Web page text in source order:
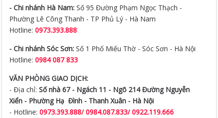
- Chi nhánh Hà Nam: Số 95 Đường Phạm Ngọc Thạch -
Phường Lê Công Thanh - TP Phủ Lý - Hà Nam
Hotline:0973.393.888
- Chi nhánh Sóc Sơn: Số 1 Phố Miếu Thờ - Sóc Sơn - Hà Nội
Hotline:0984 087 833
VĂN PHÒNG GIAO DỊCH:
- Địa chỉ:Số nhà 67 - Ngách 11 - Ngõ 214 Đường Nguyễn
Xiển - Phường Hạ Đình - Thanh Xuân - Hà Nội
- Hotline:0973.393.888/ 0984.087.833/ 0922.119.666